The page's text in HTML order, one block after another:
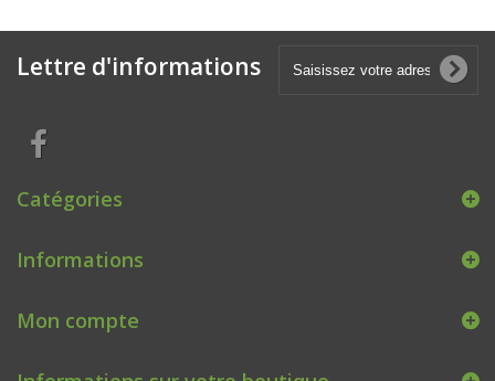
Lettre d'informations
Catégories
Informations
Mon compte